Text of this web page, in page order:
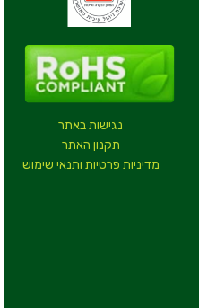
נגישות באתר
תקנון האתר
מדיניות פרטיות ותנאי שימוש